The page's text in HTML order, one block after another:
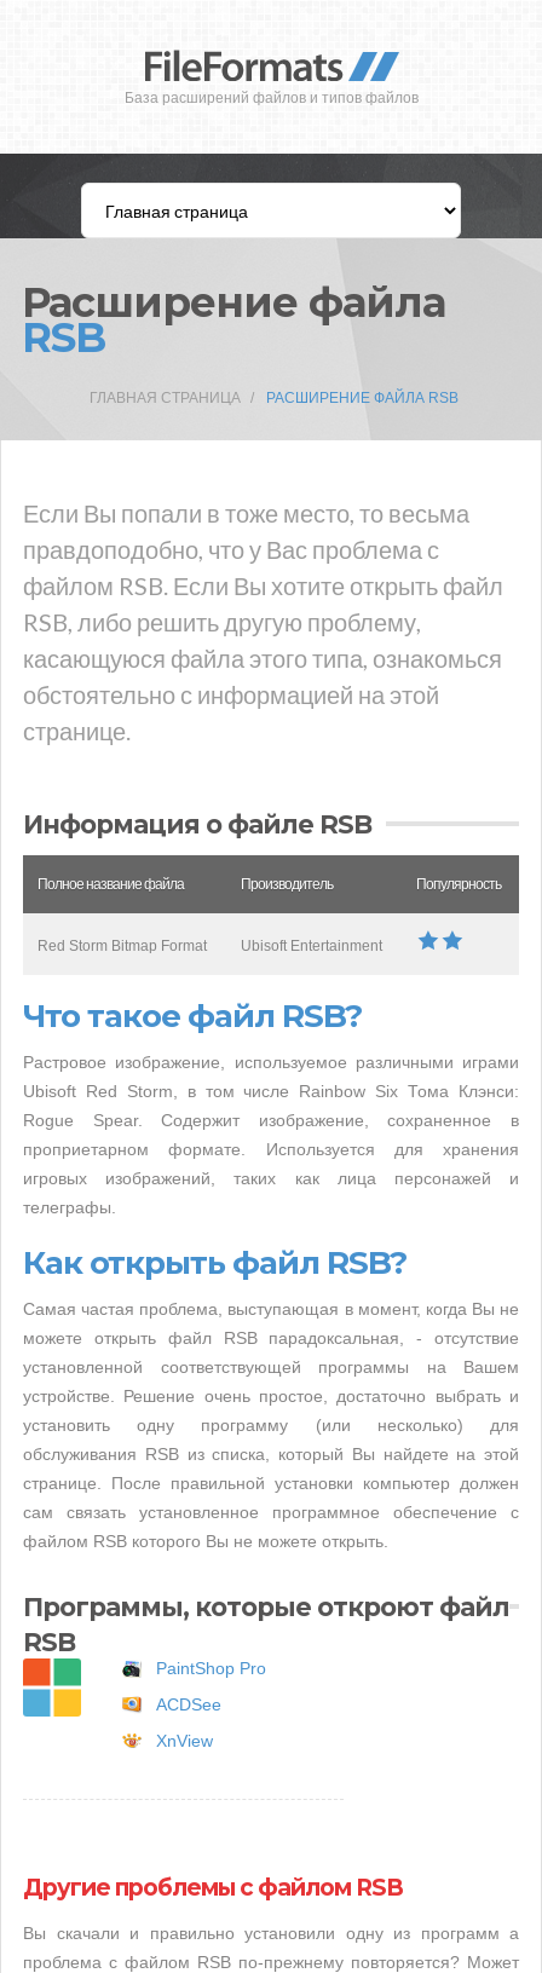
База расширений файлов и типов файлов
Расширение файла
RSB
ГЛАВНАЯ СТРАНИЦА РАСШИРЕНИЕ ФАЙЛА RSB
Если Вы попали в тоже место, то весьма
правдоподобно, что у Вас проблема с
файлом RSB. Если Вы хотите открыть файл
RSB, либо решить другую проблему,
касающуюся файла этого типа, ознакомься
обстоятельно с информацией на этой
странице.
Информация о файле RSB
Полное название файла Производитель Популярность
Red Storm Bitmap Format Ubisoft Entertainment
Что такое файл RSB?
Растровое изображение, используемое различными играми
Ubisoft Red Storm, в том числе Rainbow Six Тома Клэнси:
Rogue Spear. Содержит изображение, сохраненное в
проприетарном формате. Используется для хранения
игровых изображений, таких как лица персонажей и
телеграфы.
Как открыть файл RSB?
Самая частая проблема, выступающая в момент, когда Вы не
можете открыть файл RSB парадоксальная, - отсутствие
установленной соответствующей программы на Вашем
устройстве. Решение очень простое, достаточно выбрать и
установить одну программу (или несколько) для
обслуживания RSB из списка, который Вы найдете на этой
странице. После правильной установки компьютер должен
сам связать установленное программное обеспечение с
файлом RSB которого Вы не можете открыть.
Программы, которые откроют файл
RSB
PaintShop Pro
ACDSee
XnView
Другие проблемы с файлом RSB
Вы скачали и правильно установили одну из программ а
проблема с файлом RSB по-прежнему повторяется? Может